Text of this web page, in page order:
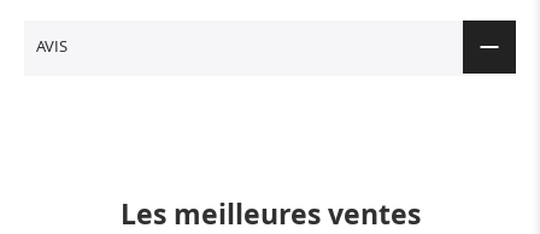
AVIS
Les meilleures ventes